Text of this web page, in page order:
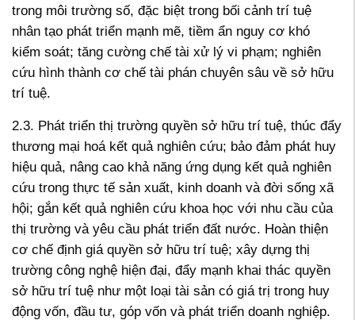
trong môi trường số, đặc biệt trong bối cảnh trí tuệ
nhân tạo phát triển mạnh mẽ, tiềm ẩn nguy cơ khó
kiểm soát; tăng cường chế tài xử lý vi phạm; nghiên
cứu hình thành cơ chế tài phán chuyên sâu về sở hữu
trí tuệ.
2.3. Phát triển thị trường quyền sở hữu trí tuệ, thúc đẩy
thương mại hoá kết quả nghiên cứu; bảo đảm phát huy
hiệu quả, nâng cao khả năng ứng dụng kết quả nghiên
cứu trong thực tế sản xuất, kinh doanh và đời sống xã
hội; gắn kết quả nghiên cứu khoa học với nhu cầu của
thị trường và yêu cầu phát triển đất nước. Hoàn thiện
cơ chế định giá quyền sở hữu trí tuệ; xây dựng thị
trường công nghệ hiện đại, đẩy mạnh khai thác quyền
sở hữu trí tuệ như một loại tài sản có giá trị trong huy
động vốn, đầu tư, góp vốn và phát triển doanh nghiệp.